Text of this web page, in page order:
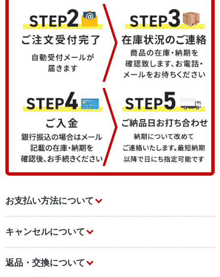
お支払い方法について
キャンセルについて
返品・交換について